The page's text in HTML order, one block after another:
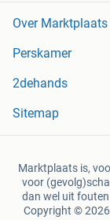
Over Marktplaats
Perskamer
2dehands
Sitemap
Marktplaats is,
voor
dan wel uit
Copyright ©